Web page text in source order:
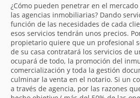
¿Cómo pueden penetrar en el
las agencias inmobiliarias? Dando
función de las necesidades de cada
esos servicios tendrán unos precios.
propietario quiere que un profesional
de su casa contratará los servicios de
ocupará de todo, la promoción del
comercialización y toda la gestión
culminar la venta en el notario. Si un
a través de agencia, por las razones